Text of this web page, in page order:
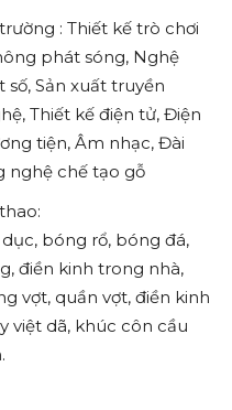
: Thiết kế trò chơi
phát sóng, Nghệ
Sản xuất truyền
Thiết kế điện tử, Điện
tiện, Âm nhạc, Đài
nghệ chế tạo gỗ
bóng rổ, bóng đá,
điền kinh trong nhà,
vợt, quần vợt, điền kinh
việt dã, khúc côn cầu